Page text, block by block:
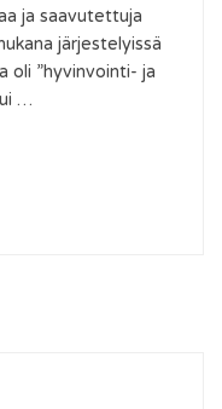
ja saavutettuja
järjestelyissä
oli ”hyvinvointi- ja
…